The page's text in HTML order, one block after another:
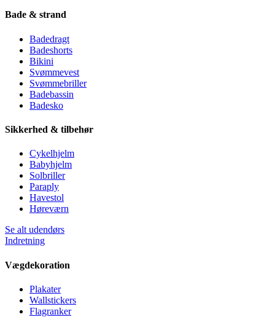
Bade & strand
Badedragt
Badeshorts
Bikini
Svømmevest
Svømmebriller
Badebassin
Badesko
Sikkerhed & tilbehør
Cykelhjelm
Babyhjelm
Solbriller
Paraply
Havestol
Høreværn
Se alt udendørs
Indretning
Vægdekoration
Plakater
Wallstickers
Flagranker